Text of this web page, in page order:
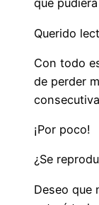
que
Querido
Con todo
de perder
¡Por poco!
¿Se
Deseo que